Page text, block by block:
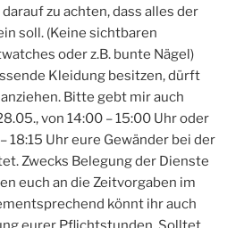
zu achten, dass alles der
soll. (Keine sichtbaren
oder z.B. bunte Nägel)
Kleidung besitzen, dürft
Bitte gebt mir auch
von 14:00 – 15:00 Uhr oder
18:15 Uhr eure Gewänder bei der
Zwecks Belegung der Dienste
euch an die Zeitvorgaben im
könnt ihr auch